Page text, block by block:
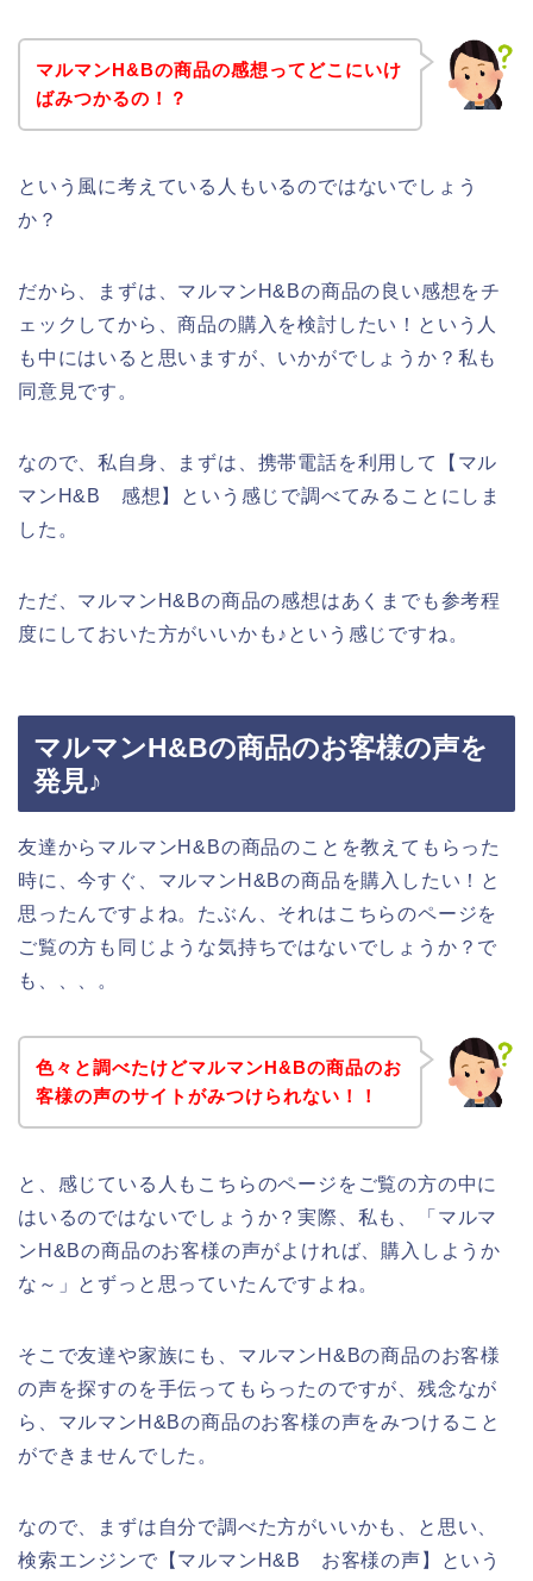
マルマンH&Bの商品の感想ってどこにいけ
ばみつかるの！？
という風に考えている人もいるのではないでしょう
か？
だから、まずは、マルマンH&Bの商品の良い感想をチ
ェックしてから、商品の購入を検討したい！という人
も中にはいると思いますが、いかがでしょうか？私も
同意見です。
なので、私自身、まずは、携帯電話を利用して【マル
マンH&B 感想】という感じで調べてみることにしま
した。
ただ、マルマンH&Bの商品の感想はあくまでも参考程
度にしておいた方がいいかも♪という感じですね。
マルマンH&Bの商品のお客様の声を
発見♪
友達からマルマンH&Bの商品のことを教えてもらった
時に、今すぐ、マルマンH&Bの商品を購入したい！と
思ったんですよね。たぶん、それはこちらのページを
ご覧の方も同じような気持ちではないでしょうか？で
も、、、。
色々と調べたけどマルマンH&Bの商品のお
客様の声のサイトがみつけられない！！
と、感じている人もこちらのページをご覧の方の中に
はいるのではないでしょうか？実際、私も、「マルマ
ンH&Bの商品のお客様の声がよければ、購入しようか
な～」とずっと思っていたんですよね。
そこで友達や家族にも、マルマンH&Bの商品のお客様
の声を探すのを手伝ってもらったのですが、残念なが
ら、マルマンH&Bの商品のお客様の声をみつけること
ができませんでした。
なので、まずは自分で調べた方がいいかも、と思い、
検索エンジンで【マルマンH&B お客様の声】という